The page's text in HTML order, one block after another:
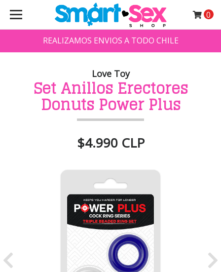
REALIZAMOS ENVIOS A TODO CHILE
0
Love Toy
Set Anillos Erectores
Donuts Power Plus
$4.990 CLP
Previous